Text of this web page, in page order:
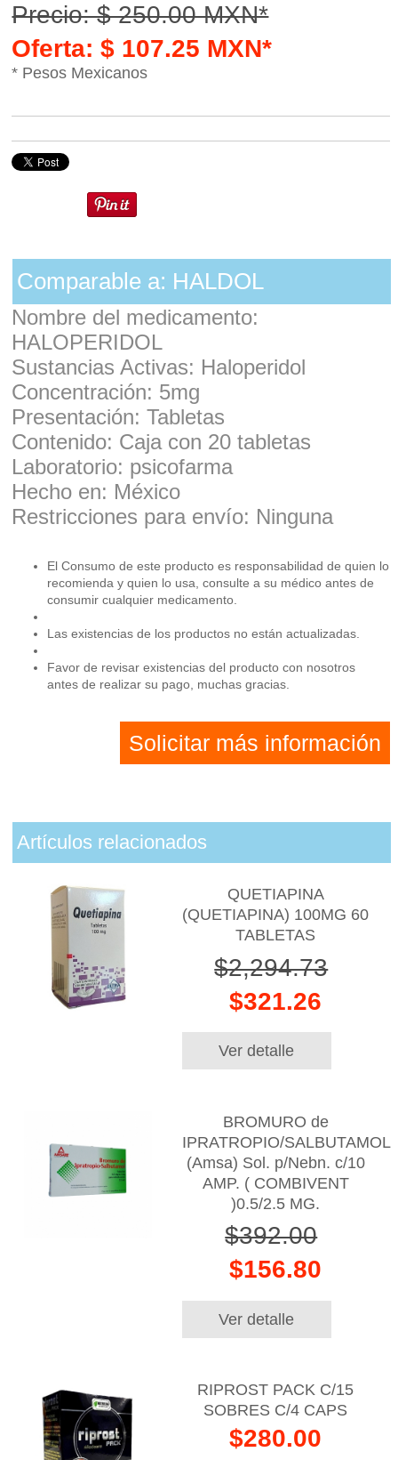
Precio: $ 250.00 MXN*
Oferta: $ 107.25 MXN*
* Pesos Mexicanos
Comparable a: HALDOL
Nombre del medicamento:
HALOPERIDOL
Sustancias Activas: Haloperidol
Concentración: 5mg
Presentación: Tabletas
Contenido: Caja con 20 tabletas
Laboratorio: psicofarma
Hecho en: México
Restricciones para envío: Ninguna
El Consumo de este producto es responsabilidad de quien lo
recomienda y quien lo usa, consulte a su médico antes de
consumir cualquier medicamento.
Las existencias de los productos no están actualizadas.
Favor de revisar existencias del producto con nosotros
antes de realizar su pago, muchas gracias.
Solicitar más información
Artículos relacionados
QUETIAPINA
(QUETIAPINA) 100MG 60
TABLETAS
$2,294.73
$321.26
Ver detalle
BROMURO de
IPRATROPIO/SALBUTAMOL
(Amsa) Sol. p/Nebn. c/10
AMP. ( COMBIVENT
)0.5/2.5 MG.
$392.00
$156.80
Ver detalle
RIPROST PACK C/15
SOBRES C/4 CAPS
$280.00